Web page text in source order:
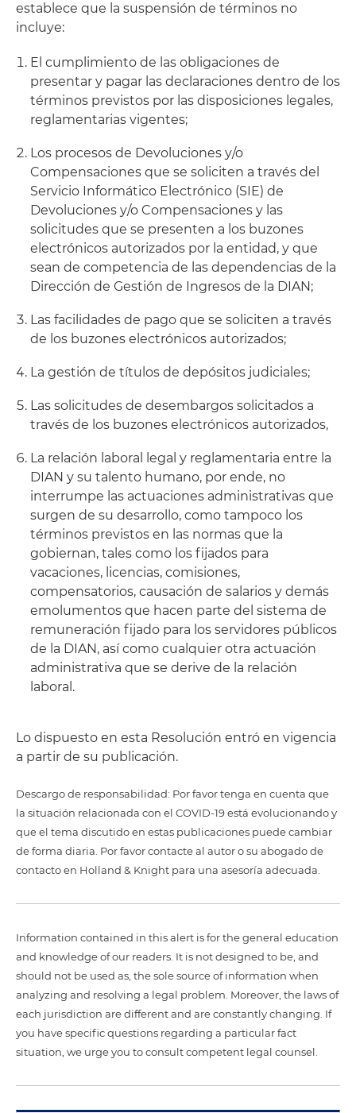
establece que la suspensión de términos no
incluye:
El cumplimiento de las obligaciones de
presentar y pagar las declaraciones dentro de los
términos previstos por las disposiciones legales,
reglamentarias vigentes;
Los procesos de Devoluciones y/o
Compensaciones que se soliciten a través del
Servicio Informático Electrónico (SIE) de
Devoluciones y/o Compensaciones y las
solicitudes que se presenten a los buzones
electrónicos autorizados por la entidad, y que
sean de competencia de las dependencias de la
Dirección de Gestión de Ingresos de la DIAN;
Las facilidades de pago que se soliciten a través
de los buzones electrónicos autorizados;
La gestión de títulos de depósitos judiciales;
Las solicitudes de desembargos solicitados a
través de los buzones electrónicos autorizados,
La relación laboral legal y reglamentaria entre la
DIAN y su talento humano, por ende, no
interrumpe las actuaciones administrativas que
surgen de su desarrollo, como tampoco los
términos previstos en las normas que la
gobiernan, tales como los fijados para
vacaciones, licencias, comisiones,
compensatorios, causación de salarios y demás
emolumentos que hacen parte del sistema de
remuneración fijado para los servidores públicos
de la DIAN, así como cualquier otra actuación
administrativa que se derive de la relación
laboral.
Lo dispuesto en esta Resolución entró en vigencia
a partir de su publicación.
Descargo de responsabilidad: Por favor tenga en cuenta que
la situación relacionada con el COVID-19 está evolucionando y
que el tema discutido en estas publicaciones puede cambiar
de forma diaria. Por favor contacte al autor o su abogado de
contacto en Holland & Knight para una asesoría adecuada.
Information contained in this alert is for the general education
and knowledge of our readers. It is not designed to be, and
should not be used as, the sole source of information when
analyzing and resolving a legal problem. Moreover, the laws of
each jurisdiction are different and are constantly changing. If
you have specific questions regarding a particular fact
situation, we urge you to consult competent legal counsel.